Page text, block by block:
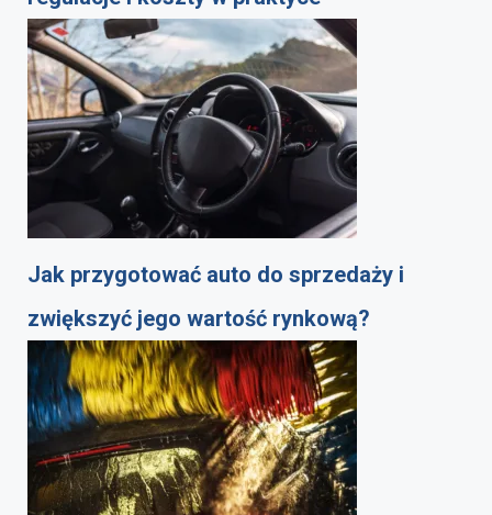
Jak przygotować auto do sprzedaży i
zwiększyć jego wartość rynkową?